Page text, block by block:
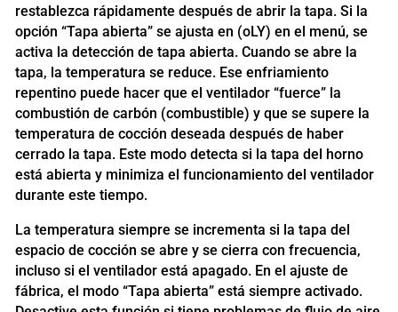
restablezca rápidamente después de abrir la tapa. Si la
opción “Tapa abierta” se ajusta en (oLY) en el menú, se
activa la detección de tapa abierta. Cuando se abre la
tapa, la temperatura se reduce. Ese enfriamiento
repentino puede hacer que el ventilador “fuerce” la
combustión de carbón (combustible) y que se supere la
temperatura de cocción deseada después de haber
cerrado la tapa. Este modo detecta si la tapa del horno
está abierta y minimiza el funcionamiento del ventilador
durante este tiempo.
La temperatura siempre se incrementa si la tapa del
espacio de cocción se abre y se cierra con frecuencia,
incluso si el ventilador está apagado. En el ajuste de
fábrica, el modo “Tapa abierta” está siempre activado.